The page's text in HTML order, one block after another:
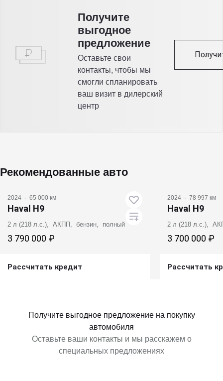
Получитe
выгодное
предложение
Оставьте свои
контакты, чтобы мы
смогли спланировать
ваш визит в дилерский
центр
Рекомендованные авто
2024 · 65 000 км
Haval H9
2 л (218 л.с.), АКПП, бензин, полный
3 790 000 ₽
Рассчитать кредит
2024 · 78 997 км
Haval H9
2 л (218 л.с.),
3 700 000 ₽
Рассчитать
Получите выгодное предложение на покупку
автомобиля
Оставьте ваши контакты и мы расскажем о
специальных предложениях